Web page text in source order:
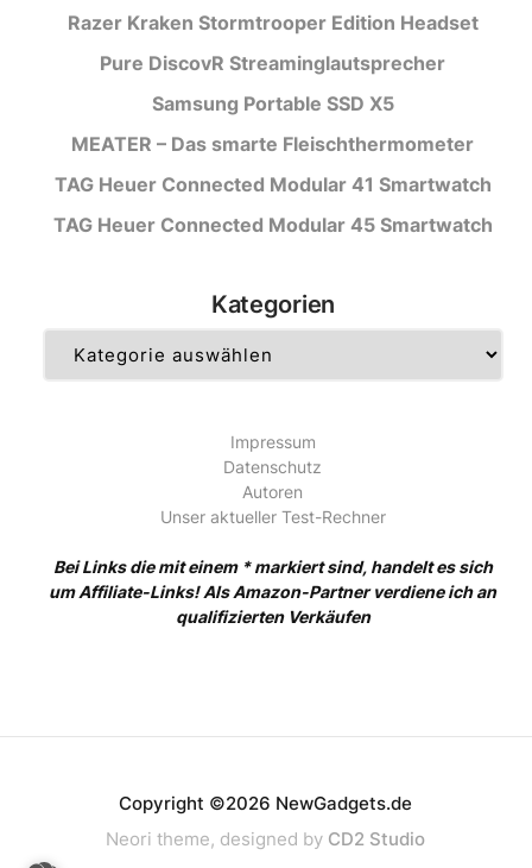
Razer Kraken Stormtrooper Edition Headset
Pure DiscovR Streaminglautsprecher
Samsung Portable SSD X5
MEATER – Das smarte Fleischthermometer
TAG Heuer Connected Modular 41 Smartwatch
TAG Heuer Connected Modular 45 Smartwatch
Kategorien
Impressum
Datenschutz
Autoren
Unser aktueller Test-Rechner
Bei Links die mit einem * markiert sind, handelt es sich
um Affiliate-Links! Als Amazon-Partner verdiene ich an
qualifizierten Verkäufen
Copyright ©2026 NewGadgets.de
Neori theme, designed by CD2 Studio